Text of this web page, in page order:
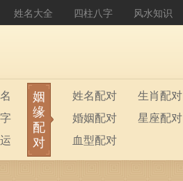
姓名大全 四柱八字 风水知识
姻
缘
配
对
姓名配对
生肖配对
婚姻配对
星座配对
血型配对